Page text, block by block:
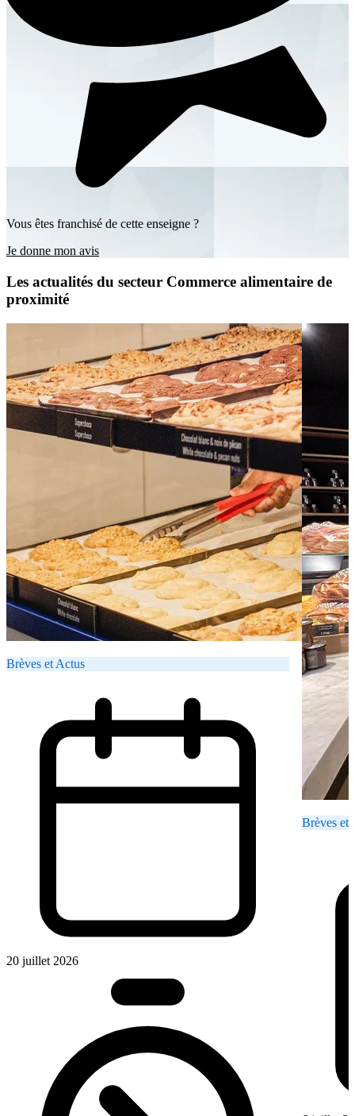
Vous êtes franchisé de cette enseigne ?
Je donne mon avis
Les actualités du secteur Commerce alimentaire de
proximité
Brèves et Actus
20 juillet 2026
Brèves et